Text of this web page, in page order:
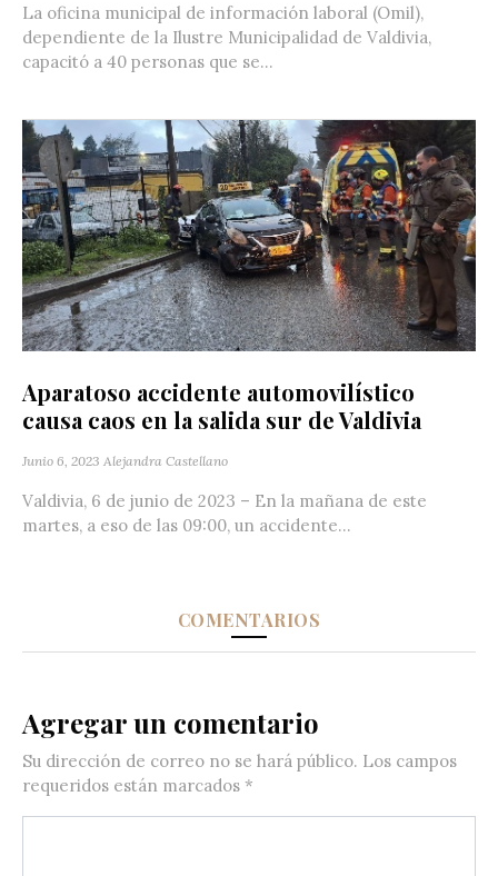
La oficina municipal de información laboral (Omil),
dependiente de la Ilustre Municipalidad de Valdivia,
capacitó a 40 personas que se...
Aparatoso accidente automovilístico
causa caos en la salida sur de Valdivia
Junio 6, 2023 Alejandra Castellano
Valdivia, 6 de junio de 2023 – En la mañana de este
martes, a eso de las 09:00, un accidente...
COMENTARIOS
Agregar un comentario
Su dirección de correo no se hará público. Los campos
requeridos están marcados *